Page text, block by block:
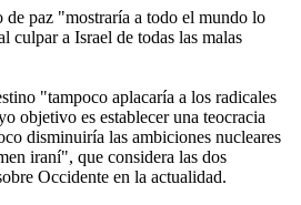
de paz "mostraría a todo el mundo lo
culpar a Israel de todas las malas
"tampoco aplacaría a los radicales
objetivo es establecer una teocracia
disminuiría las ambiciones nucleares
iraní", que considera las dos
Occidente en la actualidad.